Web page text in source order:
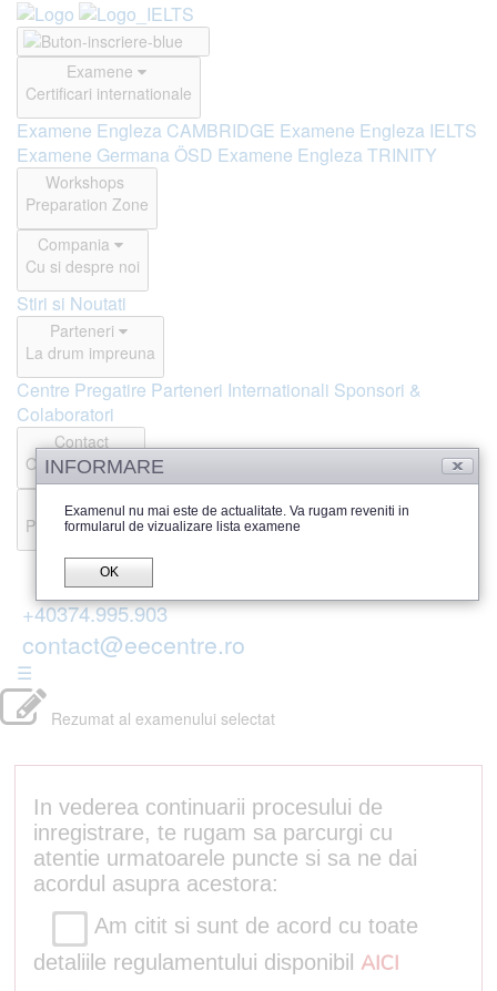
Examene
Certificari internationale
Examene Engleza CAMBRIDGE Examene Engleza IELTS
Examene Germana ÖSD Examene Engleza TRINITY
Workshops
Preparation Zone
Compania
Cu si despre noi
Stiri si Noutati
Parteneri
La drum impreuna
Centre Pregatire Parteneri Internationali Sponsori &
Colaboratori
Contact
Offline si Online
Recenzii
Parerea publicului
+40374.995.903
contact@eecentre.ro
☰
Rezumat al examenului selectat
In vederea continuarii procesului de
inregistrare, te rugam sa parcurgi cu
atentie urmatoarele puncte si sa ne dai
acordul asupra acestora:
Am citit si sunt de acord cu toate
detaliile regulamentului disponibil AICI
INFORMARE
Examenul nu mai este de actualitate. Va rugam reveniti in
formularul de vizualizare lista examene
OK